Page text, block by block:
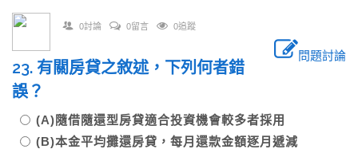
0討論 0留言 0追蹤
問題討論
23. 有關房貸之敘述，下列何者錯
誤？
(A)隨借隨還型房貸適合投資機會較多者採用
(B)本金平均攤還房貸，每月還款金額逐月遞減